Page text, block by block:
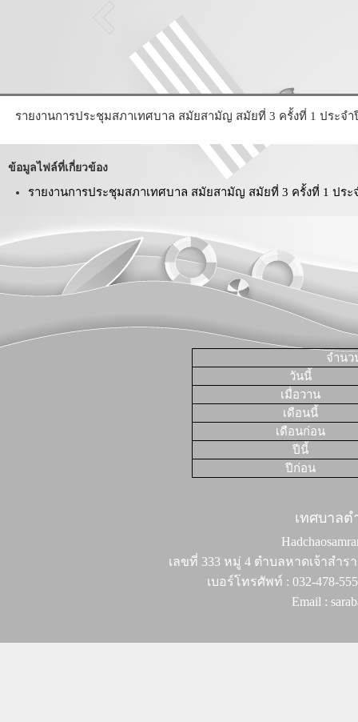
รายงานการประชุมสภาเทศบาล สมัยสามัญ สมัยที่ 3 ครั้งที่ 1 ประจำ
ข้อมูลไฟล์ที่เกี่ยวข้อง
รายงานการประชุมสภาเทศบาล สมัยสามัญ สมัยที่ 3 ครั้งที่ 1 ประ
จำนว
วันนี้
เมื่อวาน
เดือนนี้
เดือนก่อน
ปีนี้
ปีก่อน
เทศบาล
เลขที่ 333 หมู่ 4 ตำบลหาดเจ้าสำร
เบอร์โทรศัพท์ : 032-478-
Email :